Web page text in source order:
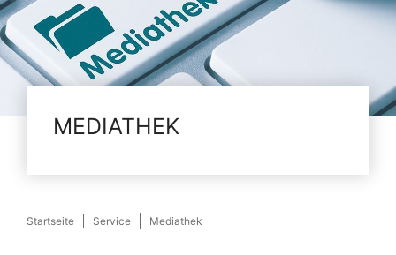
MEDIATHEK
Startseite Service Mediathek